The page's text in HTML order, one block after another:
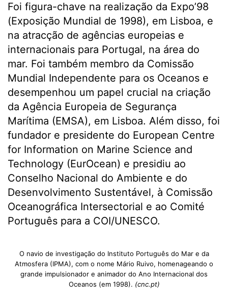
Foi figura-chave na realização da Expo’98
(Exposição Mundial de 1998), em Lisboa, e
na atracção de agências europeias e
internacionais para Portugal, na área do
mar. Foi também membro da Comissão
Mundial Independente para os Oceanos e
desempenhou um papel crucial na criação
da Agência Europeia de Segurança
Marítima (EMSA), em Lisboa. Além disso, foi
fundador e presidente do European Centre
for Information on Marine Science and
Technology (EurOcean) e presidiu ao
Conselho Nacional do Ambiente e do
Desenvolvimento Sustentável, à Comissão
Oceanográfica Intersectorial e ao Comité
Português para a COI/UNESCO.
O navio de investigação do Instituto Português do Mar e da
Atmosfera (IPMA), com o nome Mário Ruivo, homenageando o
grande impulsionador e animador do Ano Internacional dos
Oceanos (em 1998). (cnc.pt)